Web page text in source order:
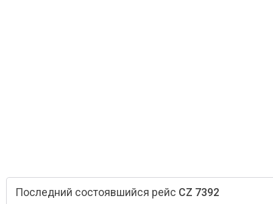
Последний состоявшийся рейс CZ 7392